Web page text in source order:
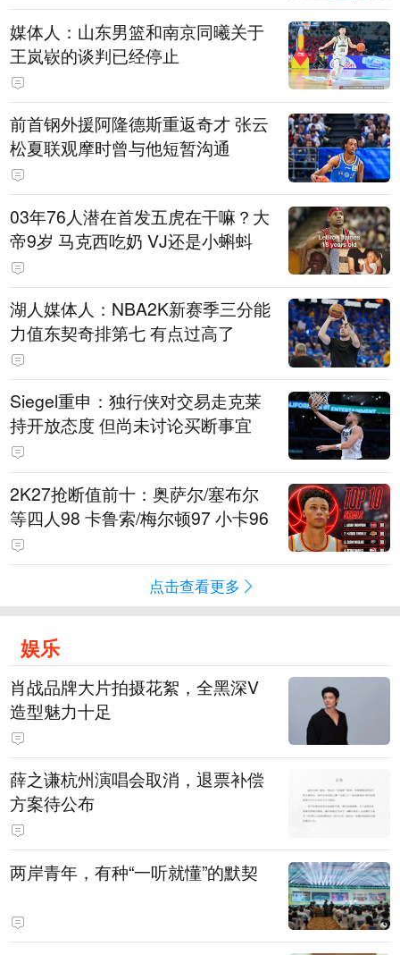
媒体人：山东男篮和南京同曦关于
王岚嵚的谈判已经停止
前首钢外援阿隆德斯重返奇才 张云
松夏联观摩时曾与他短暂沟通
03年76人潜在首发五虎在干嘛？大
帝9岁 马克西吃奶 VJ还是小蝌蚪
湖人媒体人：NBA2K新赛季三分能
力值东契奇排第七 有点过高了
Siegel重申：独行侠对交易走克莱
持开放态度 但尚未讨论买断事宜
2K27抢断值前十：奥萨尔/塞布尔
等四人98 卡鲁索/梅尔顿97 小卡96
点击查看更多
娱乐
肖战品牌大片拍摄花絮，全黑深V
造型魅力十足
薛之谦杭州演唱会取消，退票补偿
方案待公布
两岸青年，有种“一听就懂”的默契